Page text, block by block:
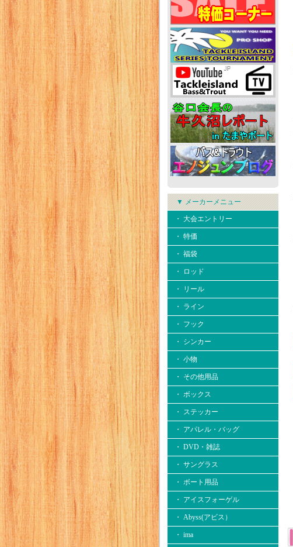
▼ メーカーメニュー
・ 大会エントリー
・ 特価
・ 福袋
・ ロッド
・ リール
・ ライン
・ フック
・ シンカー
・ 小物
・ その他用品
・ ボックス
・ ステッカー
・ アパレル・バッグ
・ DVD・雑誌
・ サングラス
・ ボート用品
・ アイスフォーゲル
・ Abyss(アビス）
・ ima